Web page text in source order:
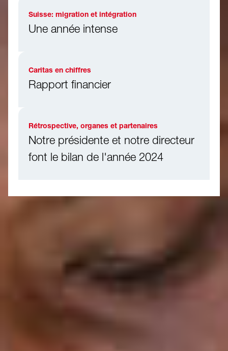
Suisse: migration et intégration
Une année intense
Caritas en chiffres
Rapport financier
Rétrospective, organes et partenaires
Notre présidente et notre directeur
font le bilan de l'année 2024